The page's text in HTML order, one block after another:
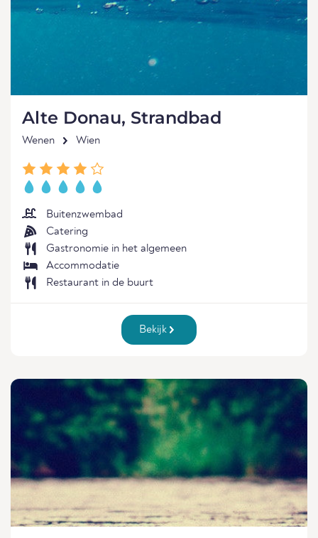
Alte Donau, Strandbad
Wenen Wien
Buitenzwembad
Catering
Gastronomie in het algemeen
Accommodatie
Restaurant in de buurt
Bekijk